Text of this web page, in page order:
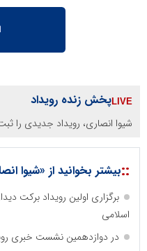
پخش زنده رویداد
شیوا انصاری، رویداد جدیدی را
::بیشتر بخوانید از «شیوا
برگزاری اولین رویداد برکت
اسلامی
در دوازدهمین نشست خبری